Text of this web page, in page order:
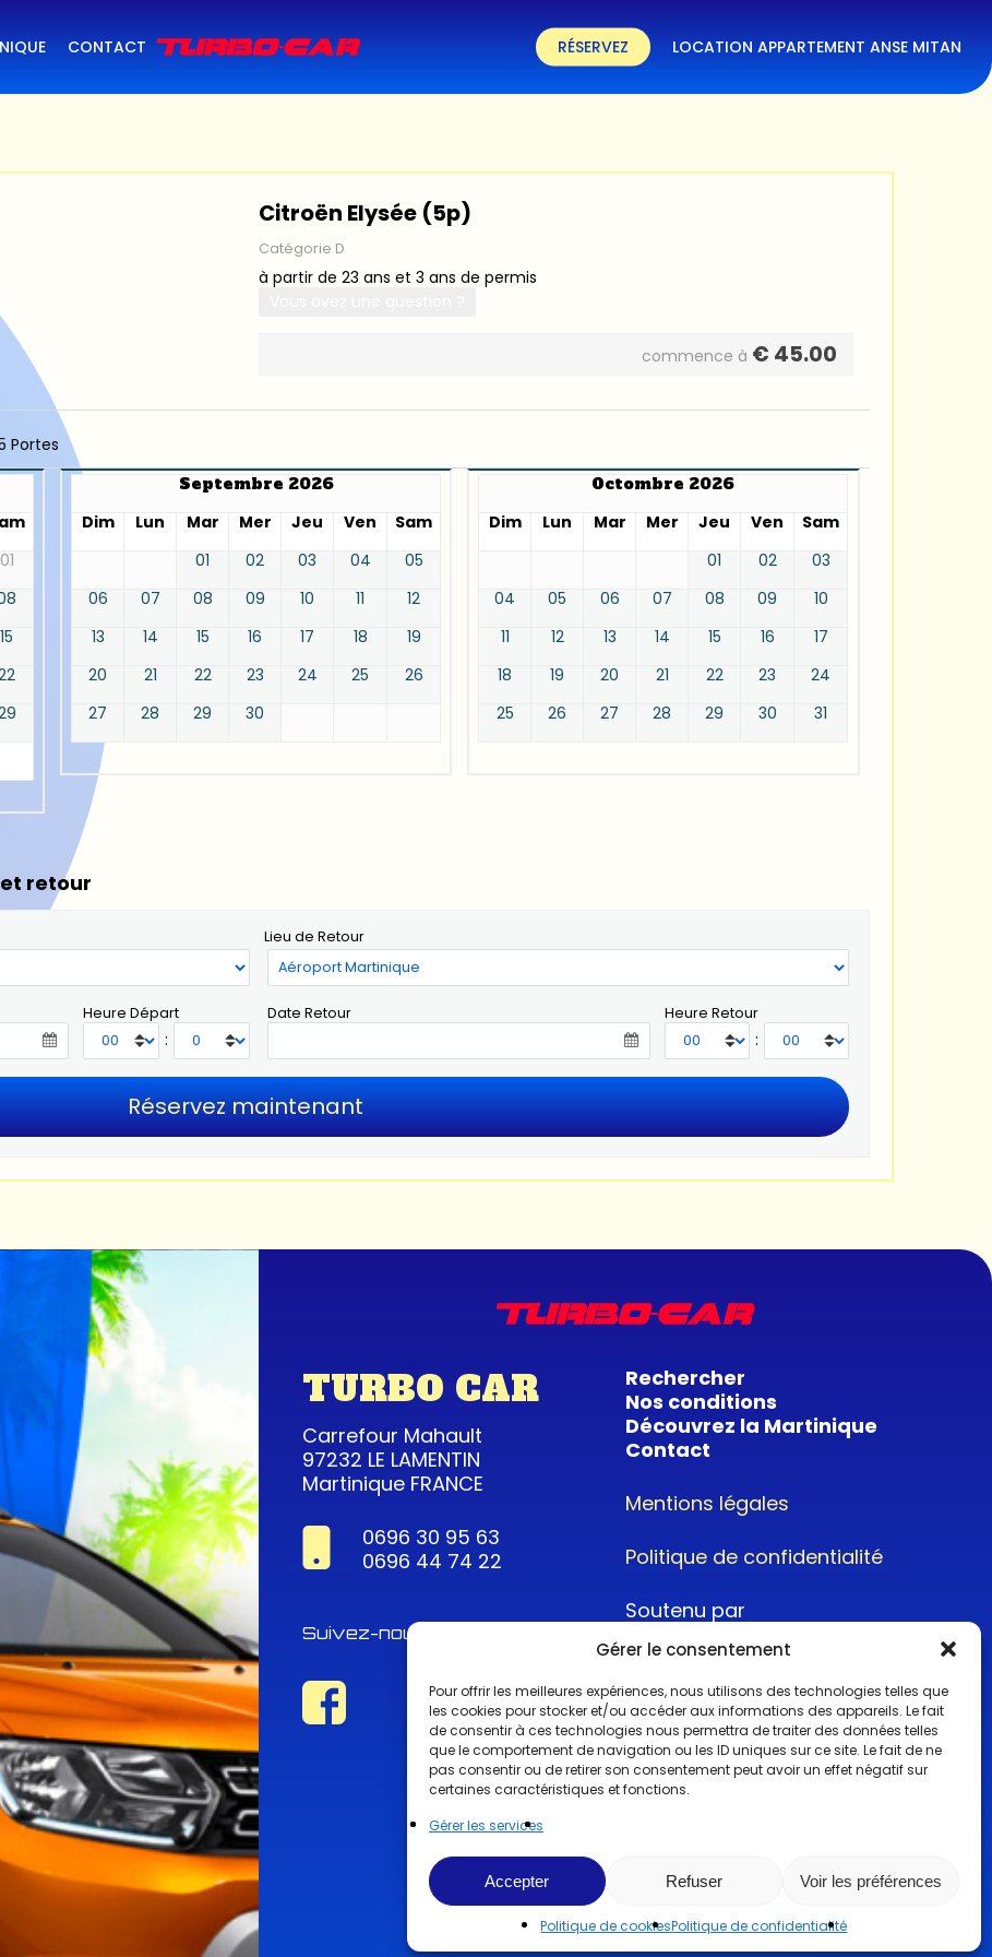
Gérer le consentement
Pour offrir les meilleures expériences, nous utilisons des technologies telles que
les cookies pour stocker et/ou accéder aux informations des appareils. Le fait
de consentir à ces technologies nous permettra de traiter des données telles
que le comportement de navigation ou les ID uniques sur ce site. Le fait de ne
pas consentir ou de retirer son consentement peut avoir un effet négatif sur
certaines caractéristiques et fonctions.
Gérer les services
Accepter Refuser Voir les préférences
Politique de cookiesPolitique de confidentialité
CONTACT RÉSERVEZ LOCATION APPARTEMENT ANSE MITAN
Citroën Elysée (5p)
Catégorie D
à partir de 23 ans et 3 ans de permis
commence à € 45.00
Portes
01
15
Septembre 2026
Dim
Lun Mar Mer Jeu Ven
Sam
01
02 03 04
05
06
07 08 09 10 11
12
13
14 15 16 17 18
19
20
21 22 23 24 25
26
27
28 29 30
Octombre 2026
Dim
Lun Mar Mer Jeu Ven
Sam
01
02
03
04
05 06 07 08 09
10
11
12 13 14 15 16
17
18
19 20 21 22 23
24
25
26 27 28 29 30 31
retour
Lieu de Retour
Heure Départ
:
Date Retour Heure Retour
:
TURBO CAR
Carrefour Mahault
97232 LE LAMENTIN
Martinique FRANCE
0696 30 95 63
0696 44 74 22
Suivez-nous !
Rechercher
Nos conditions
Découvrez la Martinique
Contact
Mentions légales
Politique de confidentialité
Soutenu par
@2022CopyrightTurboCar